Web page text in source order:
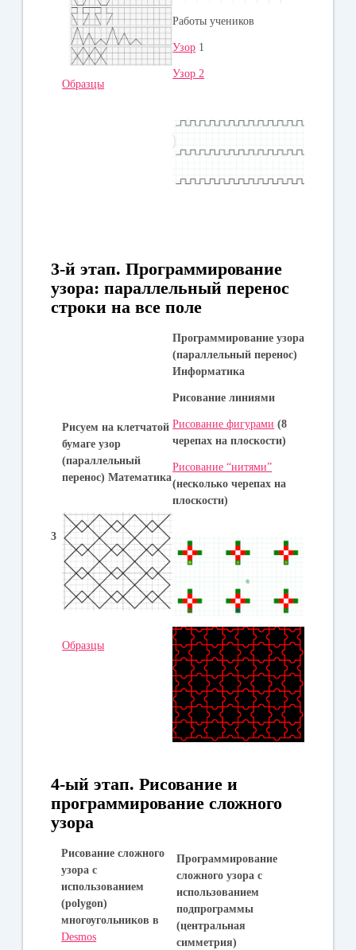
Образцы
Работы учеников
Узор 1
Узор 2
3-й этап.Программирование
узора: параллельный перенос
строкина все поле
3
Рисуем на клетчатой
бумаге узор
(параллельный
перенос) Математика
Образцы
Программирование узора
(параллельный перенос)
Информатика
Рисование линиями
Рисование фигурами (8
черепах на плоскости)
Рисование “нитями”
(несколько черепах на
плоскости)
4-ый этап.Рисование и
программирование сложного
узора
Рисование сложного
узора с
использованием
(polygon)
многоугольников в
Desmos
Программирование
сложного узора с
использованием
подпрограммы
(центральная
симметрия)